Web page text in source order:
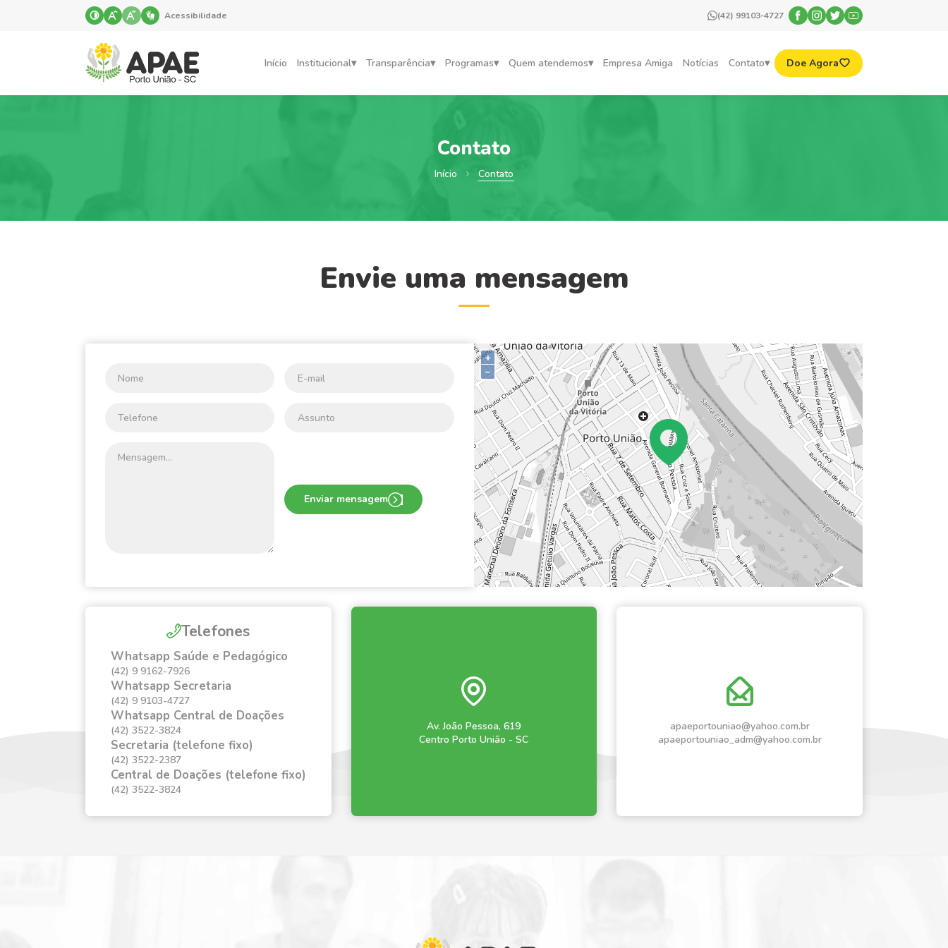
Acessibilidade (42) 99103-4727
Início Institucional Transparência Programas Quem atendemos Empresa Amiga Notícias Contato Doe Agora
Contato
Início Contato
Envie uma mensagem
Enviar mensagem
+
–
Telefones
Whatsapp Saúde e Pedagógico
(42) 9 9162-7926
Whatsapp Secretaria
(42) 9 9103-4727
Whatsapp Central de Doações
(42) 3522-3824
Secretaria (telefone fixo)
(42) 3522-2387
Central de Doações (telefone fixo)
(42) 3522-3824
Av. João Pessoa, 619
Centro Porto União - SC
apaeportouniao@yahoo.com.br
apaeportouniao_adm@yahoo.com.br